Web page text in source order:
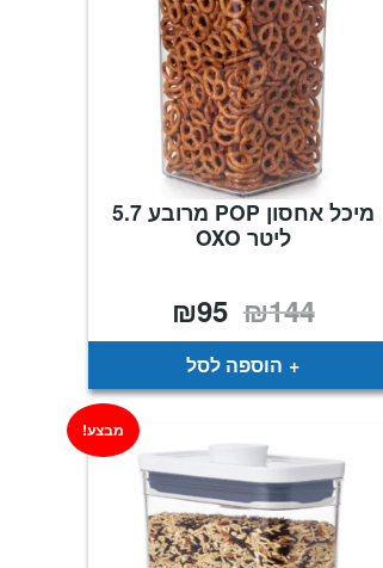
מיכל אחסון POP מרובע 5.7
ליטר OXO
₪144 המחיר
המקורי
היה:
₪144.
₪95
הוא:
הוספה לסל
מבצע!